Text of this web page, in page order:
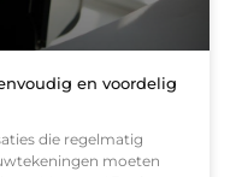
en voordelig
die regelmatig
moeten